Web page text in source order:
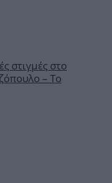
στιγμές στο
– Το